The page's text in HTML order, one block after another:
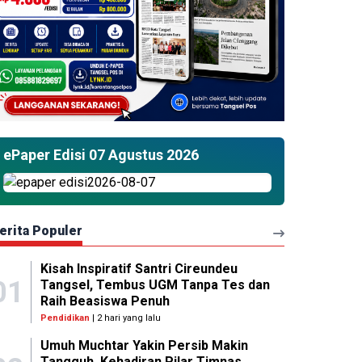
ePaper Edisi 07 Agustus 2026
Populer
Kisah Inspiratif Santri Cireundeu
Tangsel, Tembus UGM Tanpa Tes dan
Raih Beasiswa Penuh
Pendidikan | 2 hari yang lalu
Umuh Muchtar Yakin Persib Makin